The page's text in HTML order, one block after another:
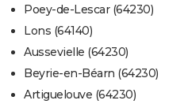
Poey-de-Lescar (64230)
Lons (64140)
Aussevielle (64230)
Beyrie-en-Béarn (64230)
Artiguelouve (64230)